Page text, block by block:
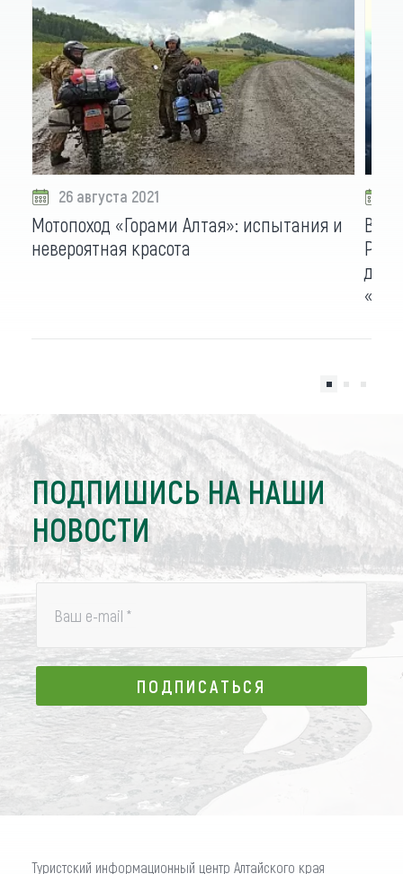
26 августа 2021
Мотопоход «Горами Алтая»: испытания и
невероятная красота
В
ПОДПИШИСЬ НА НАШИ
НОВОСТИ
Ваш e-mail *
ПОДПИСАТЬСЯ
ПОДПИСАТЬСЯ
Туристский информационный центр Алтайского края